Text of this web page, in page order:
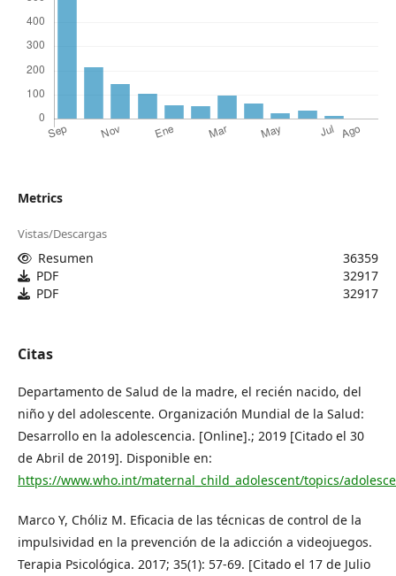
Metrics
Vistas/Descargas
Resumen
36359
PDF
32917
PDF
32917
Citas
Departamento de Salud de la madre, el recién nacido, del
niño y del adolescente. Organización Mundial de la Salud:
Desarrollo en la adolescencia. [Online].; 2019 [Citado el 30
de Abril de 2019]. Disponible en:
https://www.who.int/maternal_child_adolescent/topics/
Marco Y, Chóliz M. Eficacia de las técnicas de control de la
impulsividad en la prevención de la adicción a videojuegos.
Terapia Psicológica. 2017; 35(1): 57-69. [Citado el 17 de Julio